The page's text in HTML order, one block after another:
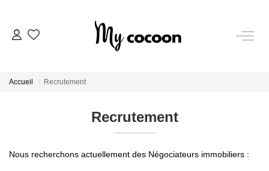
ESTIMATION IMMOBILIÈRE
Accueil Recrutement
Recrutement
Nous recherchons actuellement des Négociateurs immobiliers :